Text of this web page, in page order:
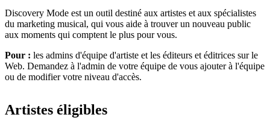
Discovery Mode est un outil destiné aux artistes et aux spécialistes
du marketing musical, qui vous aide à trouver un nouveau public
aux moments qui comptent le plus pour vous.
Pour : les admins d'équipe d'artiste et les éditeurs et éditrices sur le
Web. Demandez à l'admin de votre équipe de vous ajouter à l'équipe
ou de modifier votre niveau d'accès.
Artistes éligibles